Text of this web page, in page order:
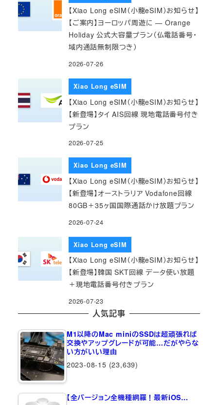
【Xiao Long eSIM（小龍eSIM）お知らせ】
【ご案内】ヨーロッパ周遊に — Orange
Holiday 公式大容量プラン（仏電話番号・
域内通話無制限つき）
2026-07-26
Xiao Long eSIM
【Xiao Long eSIM（小龍eSIM）お知らせ】
【新登場】タイ AIS回線 現地電話番号付き
プラン
2026-07-25
Xiao Long eSIM
【Xiao Long eSIM（小龍eSIM）お知らせ】
【新登場】オーストラリア Vodafone回線
80GB＋35ヶ国国際通話かけ放題プラン
2026-07-24
Xiao Long eSIM
【Xiao Long eSIM（小龍eSIM）お知らせ】
【新登場】韓国 SKT回線 データ使い放題
＋現地電話番号付きプラン
2026-07-23
人気記事
M1以降のMac miniのSSDは超頑張れば
交換やアップグレードが可能…だがやらな
い方がいい理由
2023-08-15 (23,639)
【全バージョン全機種網羅！最新iOS…